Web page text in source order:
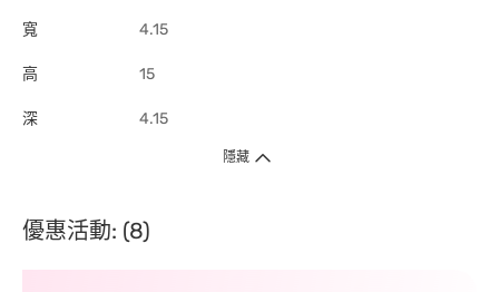
寬 4.15
高 15
深 4.15
隱藏
優惠活動: (8)